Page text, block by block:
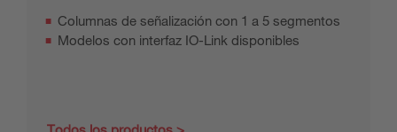
Columnas de señalización con 1 a 5 segmentos
Modelos con interfaz IO-Link disponibles